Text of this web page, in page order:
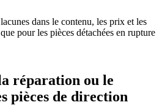
dans le contenu, les prix et les
pour les pièces détachées en rupture
réparation ou le
pièces de direction